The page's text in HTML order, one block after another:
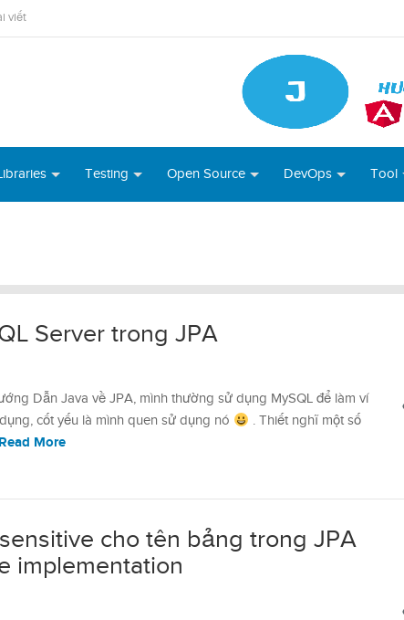
viết
Testing Open Source DevOps Tool
Server trong JPA
Dẫn Java về JPA, mình thường sử dụng MySQL để làm ví
cốt yếu là mình quen sử dụng nó
. Thiết nghĩ một số
Read More
cho tên bảng trong JPA
implementation